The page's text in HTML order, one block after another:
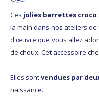
Ces jolies barrettes croco
la main dans nos ateliers
d'œuvre que vous allez
de choux. Cet accessoire
Elles sontvendues par
naissance.